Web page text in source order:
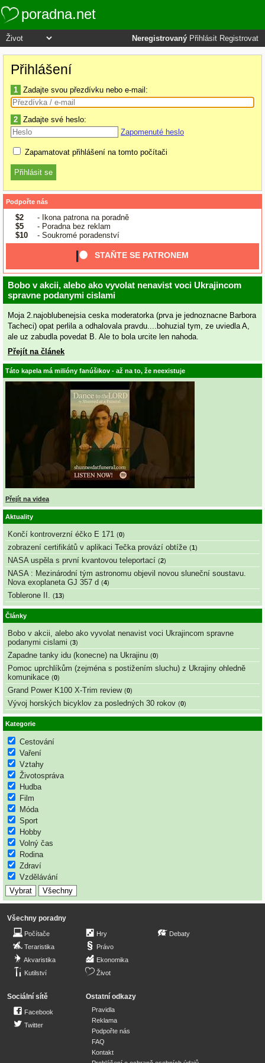
poradna.net
Neregistrovaný Přihlásit Registrovat
Přihlášení
1 Zadajte svou přezdívku nebo e-mail:
2 Zadajte své heslo:
Zapomenuté heslo
Zapamatovat přihlášení na tomto počítači
Podpořte nás
$2
- Ikona patrona na poradně
$5
- Poradna bez reklam
$10
- Soukromé poradenství
STAŇTE SE PATRONEM
Bobo v akcii, alebo ako vyvolat nenavist voci Ukrajincom
spravne podanymi cislami
Moja 2.najoblubenejsia ceska moderatorka (prva je jednoznacne Barbora
Tacheci) opat perlila a odhalovala pravdu....bohuzial tym, ze uviedla A,
ale uz zabudla povedat B. Ale to bola urcite len nahoda.
Přejít na článek
Táto kapela má milióny fanúšikov - až na to, že neexistuje
Přejít na videa
Aktuality
Končí kontroverzní éčko E 171 (0)
zobrazení certifikátů v aplikaci Tečka provází obtíže (1)
NASA uspěla s první kvantovou teleportací (2)
NASA : Mezinárodní tým astronomu objevil novou sluneční soustavu.
Nova exoplaneta GJ 357 d (4)
Toblerone II. (13)
Články
Bobo v akcii, alebo ako vyvolat nenavist voci Ukrajincom spravne
podanymi cislami (3)
Zapadne tanky idu (konecne) na Ukrajinu (0)
Pomoc uprchlíkům (zejména s postižením sluchu) z Ukrajiny ohledně
komunikace (0)
Grand Power K100 X-Trim review (0)
Vývoj horských bicyklov za posledných 30 rokov (0)
Kategorie
Cestování
Vaření
Vztahy
Životospráva
Hudba
Film
Móda
Sport
Hobby
Volný čas
Rodina
Zdraví
Vzdělávání
Všechny poradny
Počítače
Teraristika
Akvaristika
Kutilství
Hry
Právo
Ekonomika
Život
Debaty
Sociální sítě
Facebook
Twitter
Ostatní odkazy
Pravidla
Reklama
Podpořte nás
FAQ
Kontakt